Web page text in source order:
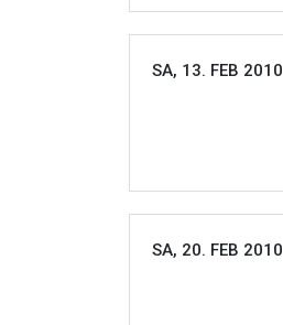
SA, 13. FEB 2010
SA, 20. FEB 2010